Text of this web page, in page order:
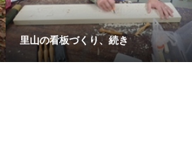
里山の看板づくり、続き